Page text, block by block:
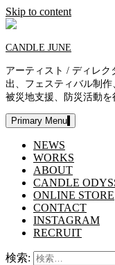
Skip to content
CANDLE JUNE
アーティスト / ディレク
出、フェスティバル制作
被災地支援、防災活動を
Primary Menu
NEWS
WORKS
ABOUT
CANDLE
ONLINE STORE
CONTACT
INSTAGRAM
RECRUIT
検索: